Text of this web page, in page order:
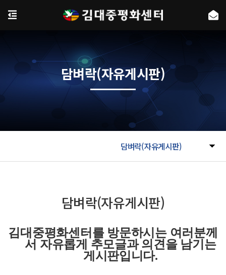
담벼락(자유게시판)
담벼락(자유게시판)
담벼락(자유게시판)
김대중평화센터를 방문하시는 여러분께
서 자유롭게 추모글과의견을 남기는
게시판입니다.